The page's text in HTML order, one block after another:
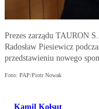
Prezes zarządu TAURON
Radosław Piesiewicz
przedstawieniu nowego
Foto: PAP/Piotr Nowak
Kamil Kołsut